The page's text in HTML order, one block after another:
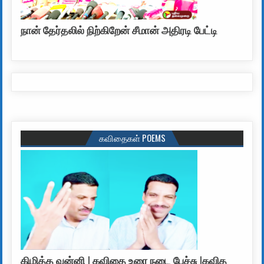
நான் தேர்தலில் நிற்கிறேன் சீமான் அதிரடி பேட்டி
கவிதைகள் POEMS
கிழித்த வன்னி | கவிதை உரை நடை பேச்சு |கவித